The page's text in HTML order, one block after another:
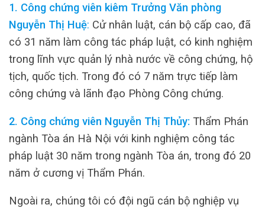
1. Công chứng viên kiêm Trưởng Văn phòng
Nguyễn Thị Huệ: Cử nhân luật, cán bộ cấp cao, đã
có 31 năm làm công tác pháp luật, có kinh nghiệm
trong lĩnh vực quản lý nhà nước về công chứng, hộ
tịch, quốc tịch. Trong đó có 7 năm trực tiếp làm
công chứng và lãnh đạo Phòng Công chứng.
2. Công chứng viên Nguyễn Thị Thủy: Thẩm Phán
ngành Tòa án Hà Nội với kinh nghiệm công tác
pháp luật 30 năm trong ngành Tòa án, trong đó 20
năm ở cương vị Thẩm Phán.
Ngoài ra, chúng tôi có đội ngũ cán bộ nghiệp vụ